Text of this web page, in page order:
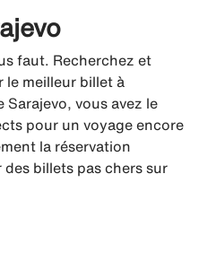
faut. Recherchez et
le meilleur billet à
vous avez le
pour un voyage encore
la réservation
billets pas chers sur